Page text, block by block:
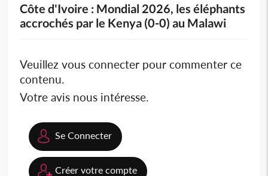
Côte d'Ivoire : Mondial 2026, les éléphants
accrochés par le Kenya (0-0) au Malawi
Veuillez vous connecter pour commenter ce
contenu.
Votre avis nous intéresse.
Se Connecter
Créer votre compte